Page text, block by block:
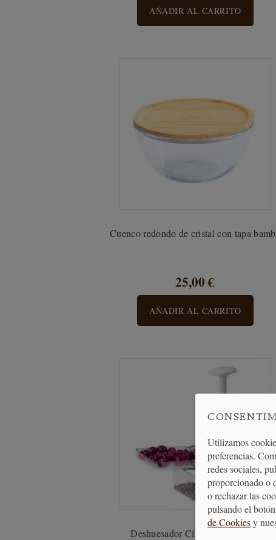
AÑADIR AL CARRITO
Cuenco redondo de cristal con tapa
25,00 €
AÑADIR AL CARRITO
Deshuesador Ciruelas y Cerezas
Utilizamos
preferencias.
redes sociales,
proporcionado o
o rechazar las
pulsando el
de Cookiesy